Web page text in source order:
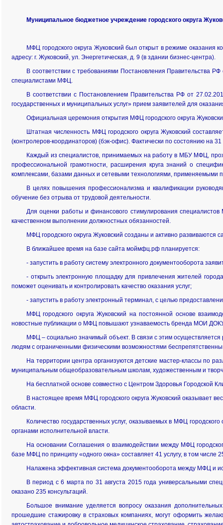
Муниципальное бюджетное учреждение городского округа
МФЦ городского округа Жуковский был открыт в режиме
адресу: г. Жуковский, ул. Энергетическая, д. 9 (в здании бизнес-центра).
В соответствии с требованиями Постановления Правительства
специалистами МФЦ.
В соответствии с Постановлением Правительства РФ от
государственных и муниципальных услуг» прием заявителей для
Официальная церемония открытия МФЦ городского округа
Штатная численность МФЦ городского округа Жуковский
(контролеров-координаторов) (бэк-офис). Фактически по состоянию на
Каждый из специалистов, принимаемых на работу в МБУ МФЦ,
профессиональной грамотности, расширения круга знаний о
комплексами, базами данных и сетевыми технологиями, применяемыми
В целях повышения профессионализма и квалификации
обучение без отрыва от трудовой деятельности.
Для оценки работы и финансового стимулирования
качественном выполнении должностных обязанностей.
МФЦ городского округа Жуковский созданы и активно
В ближайшее время на базе сайта моймфц.рф планируется:
- запустить в работу систему электронного документооборота
- открыть электронную площадку для привлечения жителей
поможет оценивать и контролировать качество оказания услуг;
- запустить в работу электронный терминал, с целью
МФЦ городского округа Жуковский на постоянной основе
новостные публикации о МФЦ повышают узнаваемость бренда МОИ
МФЦ – социально значимый объект. В связи с этим
людям с ограниченными физическими возможностями
На территории центра организуются детские мастер-классы по
муниципальным общеобразовательным школам, художественным и
На бесплатной основе совместно с Центром Здоровья Городской
В настоящее время МФЦ городского округа Жуковский оказывает
области.
Количество государственных услуг, оказываемых в МФЦ
органами исполнительной власти.
На основании Соглашения о взаимодействии между МФЦ
базе МФЦ по принципу «одного окна» составляет 41 услугу, в том числе
Налажена эффективная система документооборота между МФЦ и
В период с 6 марта по 31 августа 2015 года универсальными
оказано 235 консультаций.
Большое внимание уделяется вопросу оказания
прошедшие стажировку в страховых компаниях, могут оформить